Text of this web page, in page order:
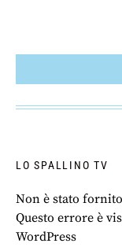
LO SPALLINO TV
Non è stato
Questo errore è
WordPress